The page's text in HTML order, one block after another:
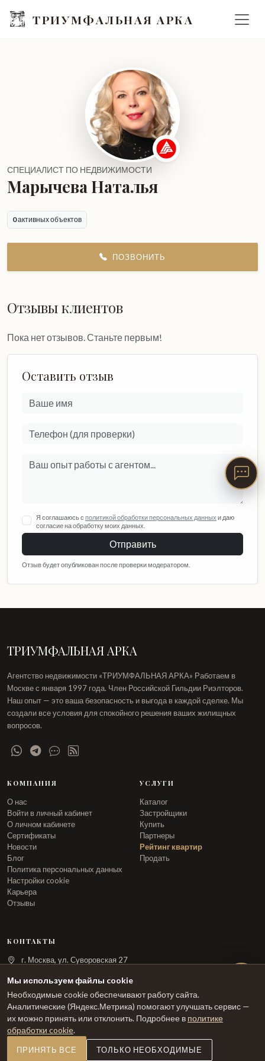
ТРИУМФАЛЬНАЯ АРКА
СПЕЦИАЛИСТ ПО НЕДВИЖИМОСТИ
Марычева Наталья
0активных объектов
ПОЗВОНИТЬ
Отзывы клиентов
Пока нет отзывов. Станьте первым!
Оставить отзыв
Я соглашаюсь с политикой обработки персональных данных и даю
согласие на обработку моих данных.
Отправить
Отзыв будет опубликован после проверки модератором.
ТРИУМФАЛЬНАЯ АРКА
Агентство недвижимости «ТРИУМФАЛЬНАЯ АРКА» Работаем в
Москве с января 1997 года. Член Российской Гильдии Риэлторов.
Наш опыт — это ваша безопасность и выгода в каждой сделке. Мы
создали все условия для спокойного решения ваших жилищных
вопросов.
КОМПАНИЯ
О нас
Войти в личный кабинет
О личном кабинете
Сертификаты
Новости
Блог
Политика персональных данных
Настройки cookie
Карьера
Отзывы
УСЛУГИ
Каталог
Застройщики
Купить
Партнеры
Рейтинг квартир
Продать
КОНТАКТЫ
г. Москва, ул. Суворовская 27
ЗАКАЗАТЬ ЗВОНОК
Мы используем файлы cookie
Необходимые cookie обеспечивают работу сайта.
Аналитические (Яндекс.Метрика) помогают улучшать сервис —
их можно принять или отклонить. Подробнее в политике
обработки cookie.
ПРИНЯТЬ ВСЕ ТОЛЬКО НЕОБХОДИМЫЕ